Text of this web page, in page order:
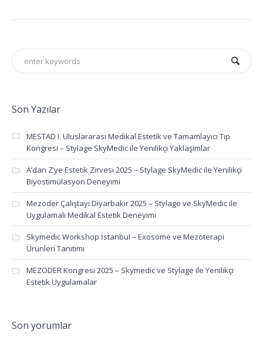
Son Yazılar
MESTAD I. Uluslararası Medikal Estetik ve Tamamlayıcı Tıp
Kongresi – Stylage SkyMedic ile Yenilikçi Yaklaşımlar
A’dan Z’ye Estetik Zirvesi 2025 – Stylage SkyMedic ile Yenilikçi
Biyostimülasyon Deneyimi
Mezoder Çalıştayı Diyarbakır 2025 – Stylage ve SkyMedic ile
Uygulamalı Medikal Estetik Deneyimi
Skymedic Workshop İstanbul – Exosome ve Mezoterapi
Ürünleri Tanıtımı
MEZODER Kongresi 2025 – Skymedic ve Stylage ile Yenilikçi
Estetik Uygulamalar
Son yorumlar